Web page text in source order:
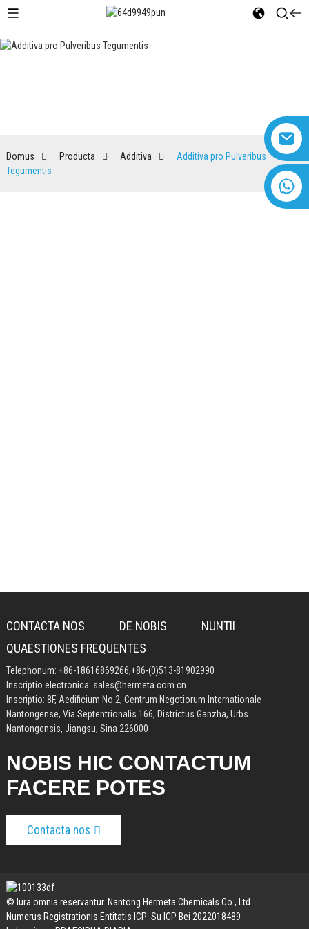
Domus Producta Additiva
Additiva pro Pulveribus
Tegumentis
CONTACTA NOS DE NOBIS
NUNTII
QUAESTIONES FREQUENTES
Telephonum: +86-18616869266;+86-(0)513-81902990
Inscriptio electronica: sales@hermeta.com.cn
Inscriptio: 8F, Aedificium No.2, Centrum Negotiorum Internationale
Nantongense, Via Septentrionalis 166, Districtus Ganzha, Urbs
Nantongensis, Jiangsu, Sina 226000
NOBIS HIC CONTACTUM
FACERE POTES
Contacta nos
© Iura omnia reservantur. Nantong Hermeta Chemicals Co., Ltd.
Numerus Registrationis Entitatis ICP: Su ICP Bei 2022018489